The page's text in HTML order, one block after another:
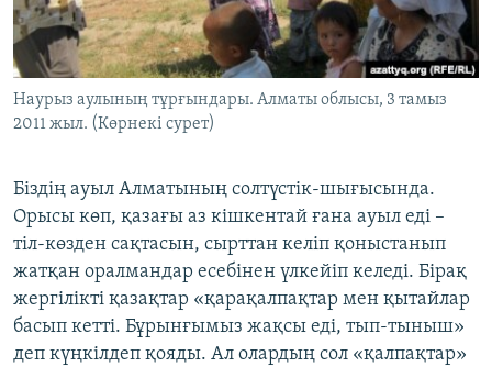
ЖАЗЫЛЫҢЫЗ
Басқа тілдерде
Наурыз аулының тұрғындары. Алматы облысы, 3 тамыз
2011 жыл. (Көрнекі сурет)
Біздің ауыл Алматының солтүстік-шығысында.
Орысы көп, қазағы аз кішкентай ғана ауыл еді –
тіл-көзден сақтасын, сырттан келіп қоныстанып
жатқан оралмандар есебінен үлкейіп келеді. Бірақ
жергілікті қазақтар «қарақалпақтар мен қытайлар
басып кетті. Бұрынғымыз жақсы еді, тып-тыныш»
деп күңкілдеп қояды. Ал олардың сол «қалпақтар»